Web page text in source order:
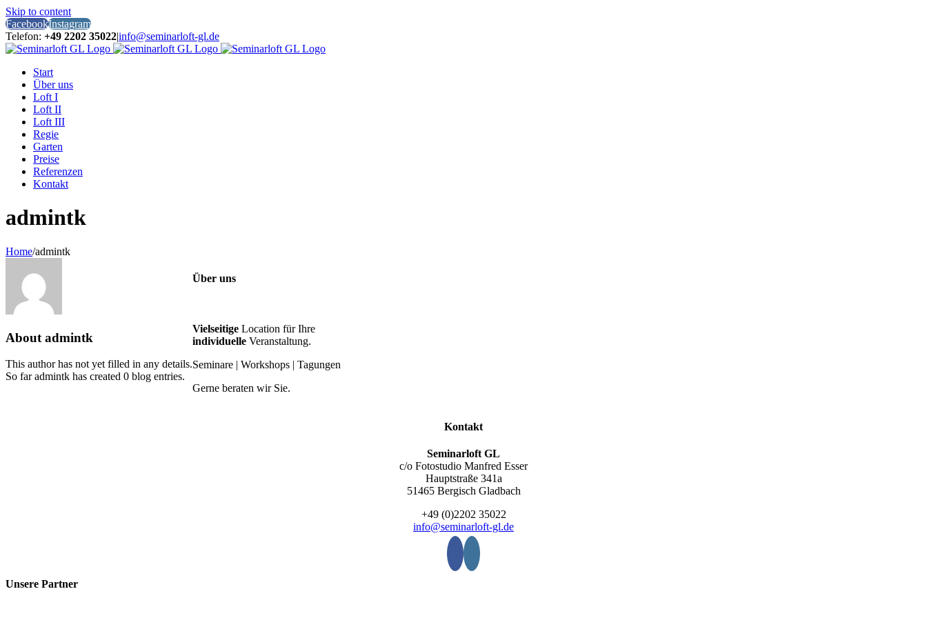
Skip to content
FacebookInstagram
Telefon: +49 2202 35022|info@seminarloft-gl.de
Start
Über uns
Loft I
Loft II
Loft III
Regie
Garten
Preise
Referenzen
Kontakt
admintk
Home/admintk
About admintk
This author has not yet filled in any details.
So far admintk has created 0 blog entries.
Über uns
Vielseitige Location für Ihre
individuelle Veranstaltung.
Seminare | Workshops | Tagungen
Gerne beraten wir Sie.
Kontakt
Seminarloft GL
c/o Fotostudio Manfred Esser
Hauptstraße 341a
51465 Bergisch Gladbach
+49 (0)2202 35022
info@seminarloft-gl.de
Unsere Partner